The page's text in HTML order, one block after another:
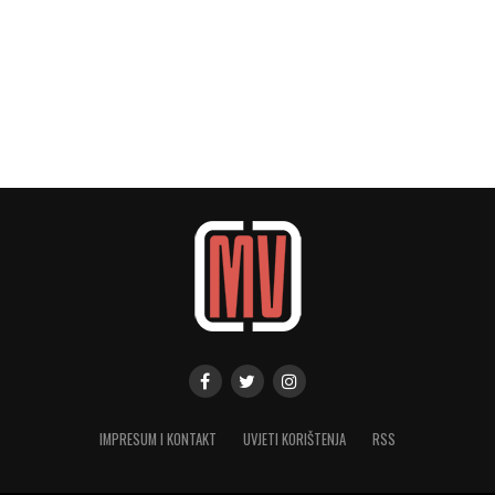
IMPRESUM I KONTAKT UVJETI KORIŠTENJA RSS